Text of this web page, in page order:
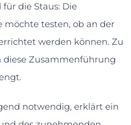
die Staus: Die
möchte testen, ob an der
werden können. Zu
diese Zusammenführung
notwendig, erklärt ein